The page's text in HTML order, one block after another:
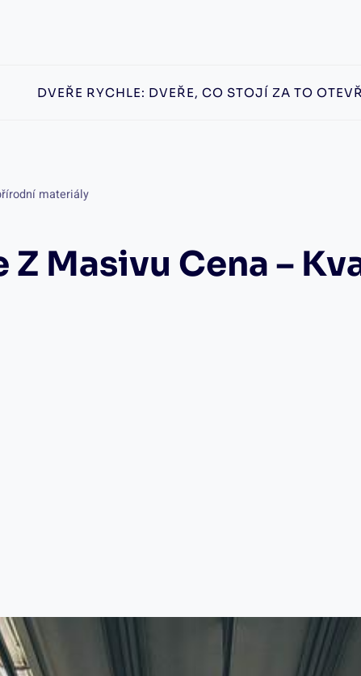
DVEŘE RYCHLE: DVEŘE, CO STOJÍ ZA TO
materiály
Masivu Cena –